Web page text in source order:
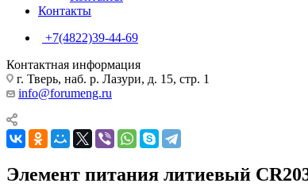
Контакты
+7(4822)39-44-69
Контактная информация
г. Тверь, наб. р. Лазури, д. 15, стр. 1
info@forumeng.ru
Элемент питания литиевый